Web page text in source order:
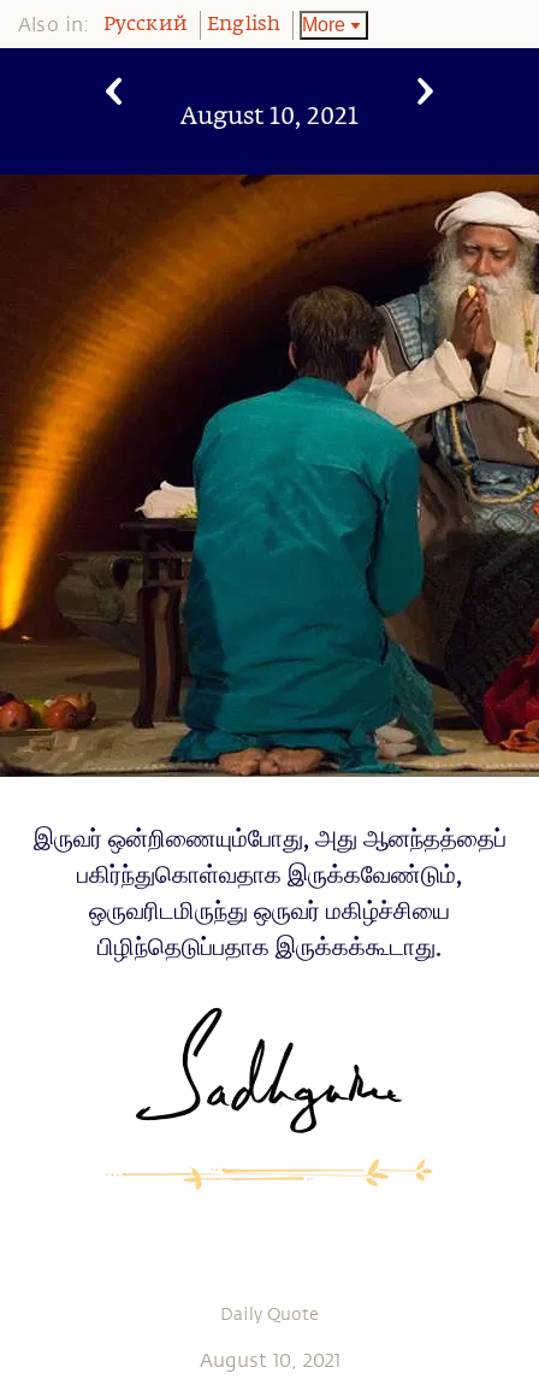
Also in: Pусский English More
August 10, 2021
இருவர் ஒன்றிணையும்போது, அது ஆனந்தத்தைப்
பகிர்ந்துகொள்வதாக இருக்கவேண்டும்,
ஒருவரிடமிருந்து ஒருவர் மகிழ்ச்சியை
பிழிந்தெடுப்பதாக இருக்கக்கூடாது.
Daily Quote
August 10, 2021